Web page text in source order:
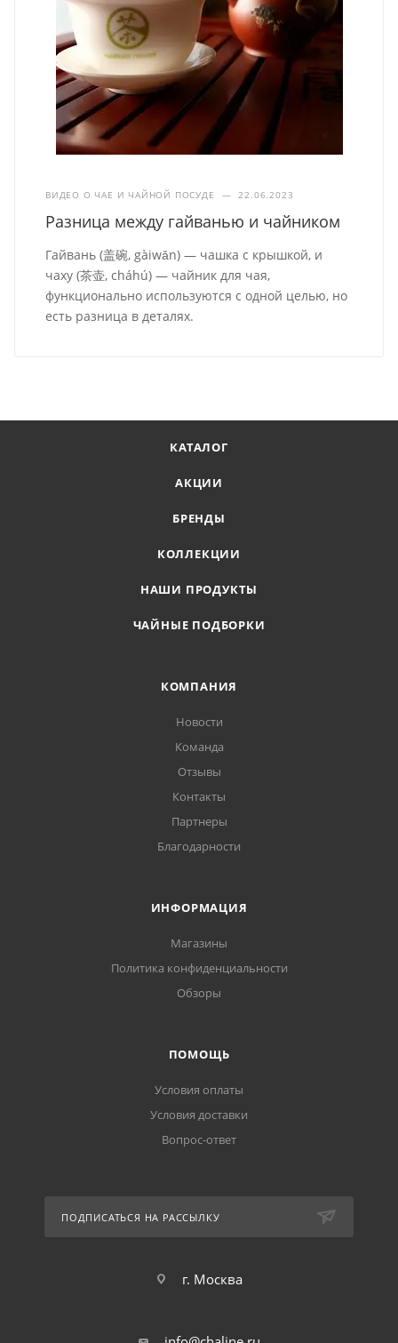
ВИДЕО О ЧАЕ И ЧАЙНОЙ ПОСУДЕ — 22.06.2023
Разница между гайванью и чайником
Гайвань (盖碗, gàiwǎn) — чашка с крышкой, и
чаху (茶壶, cháhú) — чайник для чая,
функционально используются с одной целью, но
есть разница в деталях.
КАТАЛОГ
АКЦИИ
БРЕНДЫ
КОЛЛЕКЦИИ
НАШИ ПРОДУКТЫ
ЧАЙНЫЕ ПОДБОРКИ
КОМПАНИЯ
Новости
Команда
Отзывы
Контакты
Партнеры
Благодарности
ИНФОРМАЦИЯ
Магазины
Политика конфиденциальности
Обзоры
ПОМОЩЬ
Условия оплаты
Условия доставки
Вопрос-ответ
ПОДПИСАТЬСЯ НА РАССЫЛКУ
г. Москва